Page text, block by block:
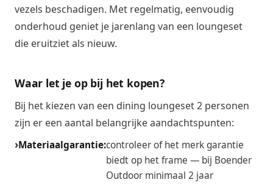
vezels beschadigen. Met regelmatig, eenvoudig
onderhoud geniet je jarenlang van een loungeset
die eruitziet als nieuw.
Waar let je op bij het kopen?
Bij het kiezen van een dining loungeset 2 personen
zijn er een aantal belangrijke aandachtspunten:
Materiaalgarantie:controleer of het merk garantie
biedt op het frame — bij Boender
Outdoor minimaal 2 jaar